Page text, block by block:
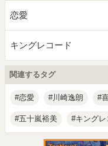
恋愛
キングレコード
関連するタグ
恋愛 川崎逸朗
五十嵐裕美 キングレ